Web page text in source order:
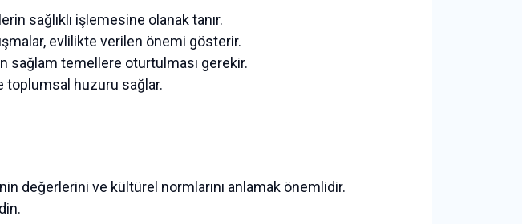
sağlıklı işlemesine olanak tanır.
evlilikte verilen önemi gösterir.
sağlam temellere oturtulması gerekir.
toplumsal huzuru sağlar.
değerlerini ve kültürel normlarını anlamak önemlidir.